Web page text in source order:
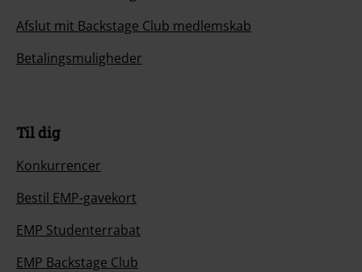
Afslut mit Backstage Club medlemskab
Betalingsmuligheder
Til dig
Konkurrencer
Bestil EMP-gavekort
EMP Studenterrabat
EMP Backstage Club